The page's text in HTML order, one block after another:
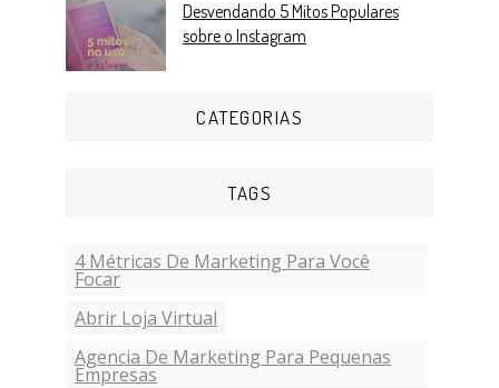
Desvendando 5 Mitos Populares
sobre o Instagram
CATEGORIAS
TAGS
4 Métricas De Marketing Para Você
Focar
Abrir Loja Virtual
Agencia De Marketing Para Pequenas
Empresas